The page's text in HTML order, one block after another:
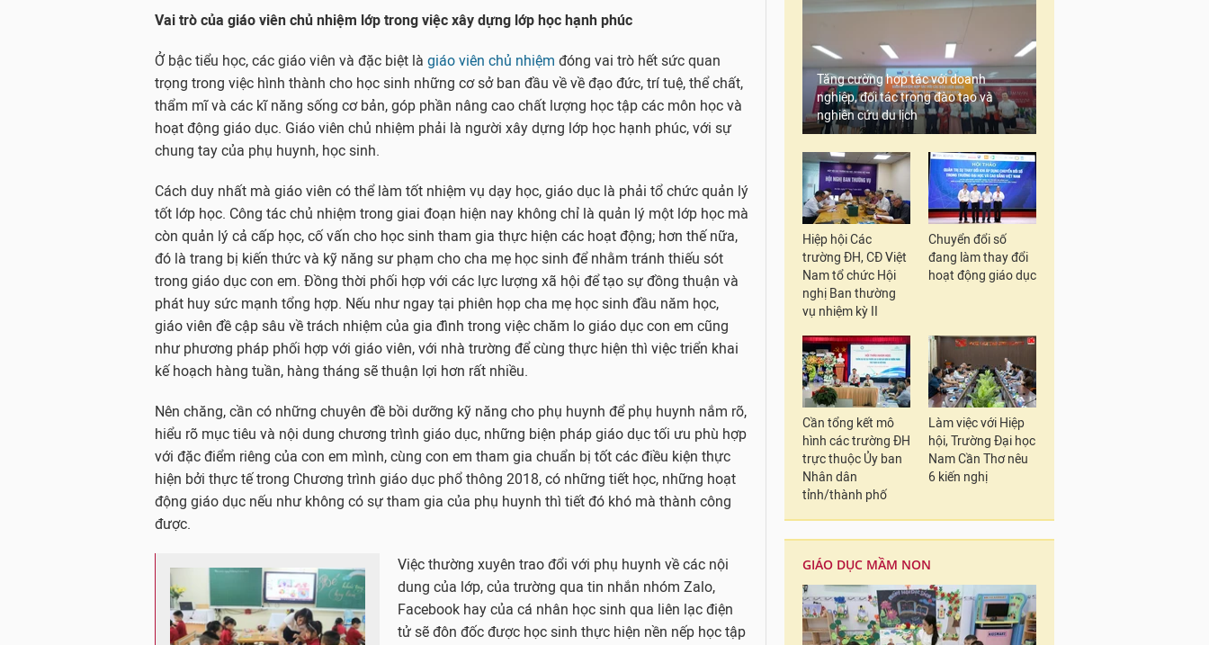
Vai trò của giáo viên chủ nhiệm lớp trong việc xây dựng lớp học hạnh phúc
Ở bậc tiểu học, các giáo viên và đặc biệt là giáo viên chủ nhiệm đóng vai trò hết sức quan
trọng trong việc hình thành cho học sinh những cơ sở ban đầu về về đạo đức, trí tuệ, thể chất,
thẩm mĩ và các kĩ năng sống cơ bản, góp phần nâng cao chất lượng học tập các môn học và
hoạt động giáo dục. Giáo viên chủ nhiệm phải là người xây dựng lớp học hạnh phúc, với sự
chung tay của phụ huynh, học sinh.
Cách duy nhất mà giáo viên có thể làm tốt nhiệm vụ dạy học, giáo dục là phải tổ chức quản lý
tốt lớp học. Công tác chủ nhiệm trong giai đoạn hiện nay không chỉ là quản lý một lớp học mà
còn quản lý cả cấp học, cố vấn cho học sinh tham gia thực hiện các hoạt động; hơn thế nữa,
đó là trang bị kiến thức và kỹ năng sư phạm cho cha mẹ học sinh để nhằm tránh thiếu sót
trong giáo dục con em. Đồng thời phối hợp với các lực lượng xã hội để tạo sự đồng thuận và
phát huy sức mạnh tổng hợp. Nếu như ngay tại phiên họp cha mẹ học sinh đầu năm học,
giáo viên đề cập sâu về trách nhiệm của gia đình trong việc chăm lo giáo dục con em cũng
như phương pháp phối hợp với giáo viên, với nhà trường để cùng thực hiện thì việc triển khai
kế hoạch hàng tuần, hàng tháng sẽ thuận lợi hơn rất nhiều.
Nên chăng, cần có những chuyên đề bồi dưỡng kỹ năng cho phụ huynh để phụ huynh nắm rõ,
hiểu rõ mục tiêu và nội dung chương trình giáo dục, những biện pháp giáo dục tối ưu phù hợp
với đặc điểm riêng của con em mình, cùng con em tham gia chuẩn bị tốt các điều kiện thực
hiện bởi thực tế trong Chương trình giáo dục phổ thông 2018, có những tiết học, những hoạt
động giáo dục nếu như không có sự tham gia của phụ huynh thì tiết đó khó mà thành công
được.
Việc thường xuyên trao đổi với phụ huynh về các nội
dung của lớp, của trường qua tin nhắn nhóm Zalo,
Facebook hay của cá nhân học sinh qua liên lạc điện
tử sẽ đôn đốc được học sinh thực hiện nền nếp học tập
Tăng cường hợp tác với doanh
nghiệp, đối tác trong đào tạo và
nghiên cứu du lịch
Hiệp hội Các
trường ĐH, CĐ Việt
Nam tổ chức Hội
nghị Ban thường
vụ nhiệm kỳ II
Chuyển đổi số
đang làm thay đổi
hoạt động giáo dục
Cần tổng kết mô
hình các trường ĐH
trực thuộc Ủy ban
Nhân dân
tỉnh/thành phố
Làm việc với Hiệp
hội, Trường Đại học
Nam Cần Thơ nêu
6 kiến nghị
GIÁO DỤC MẦM NON